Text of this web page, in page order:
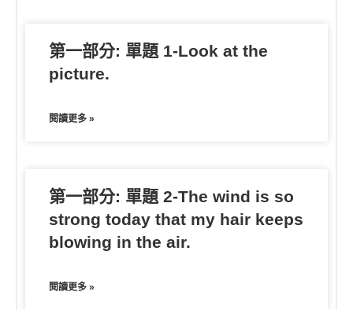
r
第一部分: 單題 1-Look at the
picture.
閱讀更多 »
第一部分: 單題 2-The wind is so
strong today that my hair keeps
blowing in the air.
閱讀更多 »